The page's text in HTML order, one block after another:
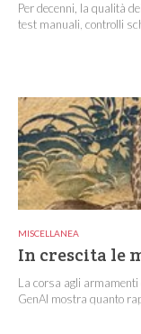
Per decenni, la qualità
test manuali, controlli
MISCELLANEA
In crescita le
La corsa agli
GenAI mostra quanto